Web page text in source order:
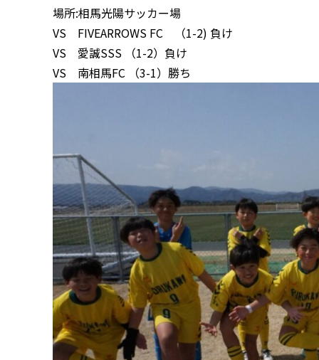
場所:相馬光陽サッカー場
VS FIVEARROWS FC （1-2) 負け
VS 愛誠SSS （1-2）負け
VS 南相馬FC （3-1）勝ち